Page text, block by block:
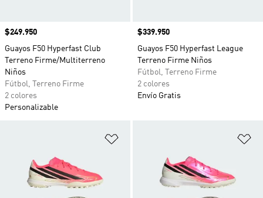
Precio
$249.950
Guayos F50 Hyperfast Club
Terreno Firme/Multiterreno
Niños
Fútbol, Terreno Firme
2 colores
Personalizable
Precio
$339.950
Guayos F50 Hyperfast League
Terreno Firme Niños
Fútbol, Terreno Firme
2 colores
Envío Gratis